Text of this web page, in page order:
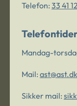
Telefon: 33 41
Mandag-
Mail: ast@ast.dk
Sikker mail: